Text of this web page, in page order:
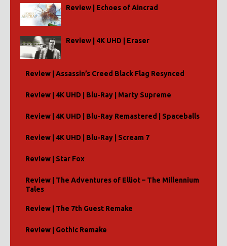
Review | Echoes of Aincrad
Review | 4K UHD | Eraser
Review | Assassin’s Creed Black Flag Resynced
Review | 4K UHD | Blu-Ray | Marty Supreme
Review | 4K UHD | Blu-Ray Remastered | Spaceballs
Review | 4K UHD | Blu-Ray | Scream 7
Review | Star Fox
Review | The Adventures of Elliot – The Millennium
Tales
Review | The 7th Guest Remake
Review | Gothic Remake